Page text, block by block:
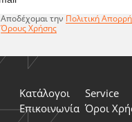
Αποδέχομαι την Πολιτική
Όρους Χρήσης
Κατάλογοι
Service
Επικοινωνία Όροι